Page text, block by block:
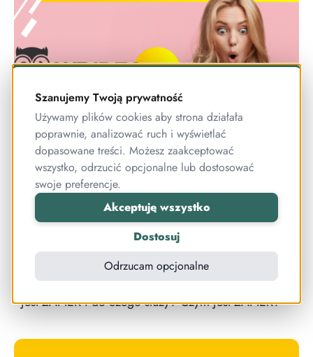
WP Idea NEWS – Mały ZAP, który
rozwali system (pozytywnie)
Chcesz zrobić coś “nietypowego” na platformie do
kursów? Nie ma jednak takiej funkcji, która
pomoże Ci to zrealizować? Może nie trzeba jej
wcale dodawać, gdyż istnieje jakaś inna możliwość
realizacji Twojego pomysłu? A wiesz może co to
jest ZAPIER i do czego służy? Czym jest ZAPIER?
Szanujemy Twoją prywatność
Używamy plików cookies aby strona działała
poprawnie, analizować ruch i wyświetlać
dopasowane treści. Możesz zaakceptować
wszystko, odrzucić opcjonalne lub dostosować
swoje preferencje.
Akceptuję wszystko
Dostosuj
Odrzucam opcjonalne